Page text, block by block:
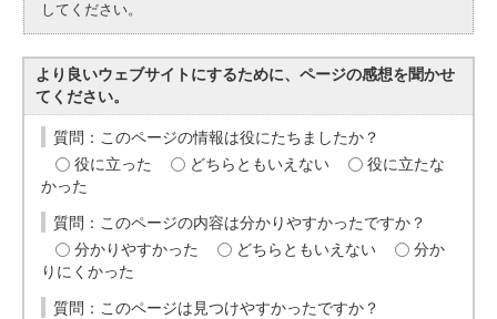
してください。
より良いウェブサイトにするために、ページの感想を聞かせ
てください。
質問：このページの情報は役にたちましたか？
役に立った
どちらともいえない
役に立たな
かった
質問：このページの内容は分かりやすかったですか？
分かりやすかった
どちらともいえない
分か
りにくかった
質問：このページは見つけやすかったですか？